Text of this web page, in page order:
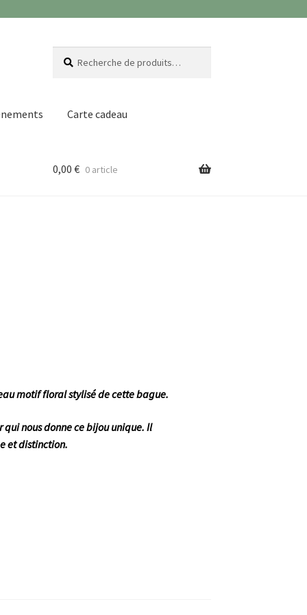
pour :
Carte cadeau
0,00 € 0 article
motif floral stylisé de cette bague.
qui nous donne ce bijou unique. Il
et distinction.